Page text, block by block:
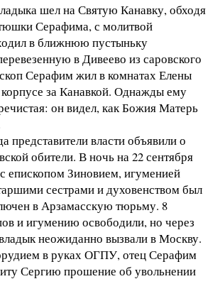
шел на Святую Канавку, обходя
Серафима, с молитвой
в ближнюю пустыньку
в Дивеево из саровского
Серафим жил в комнатах Елены
за Канавкой. Однажды ему
он видел, как Божия Матерь
представители власти объявили о
обители. В ночь на 22 сентября
епископом Зиновием, игуменией
сестрами и духовенством был
в Арзамасскую тюрьму. 8
и игумению освободили, но через
неожиданно вызвали в Москву.
в руках ОГПУ, отец Серафим
Сергию прошение об увольнении